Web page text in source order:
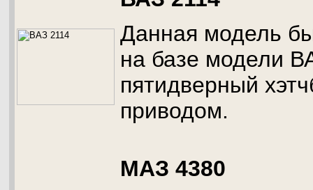
Данная модель
на базе модели
пятидверный
приводом.
МАЗ 4380